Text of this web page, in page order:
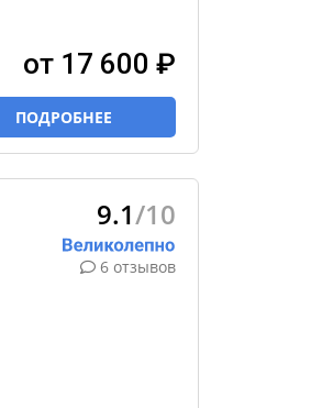
от 17 600 ₽
ПОДРОБНЕЕ
9.1/10
6 отзывов